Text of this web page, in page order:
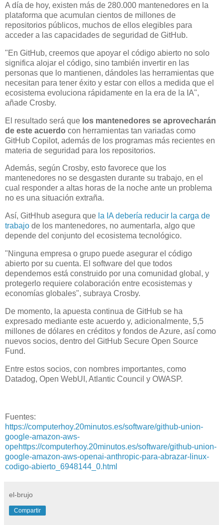
A día de hoy, existen más de 280.000 mantenedores en la
plataforma que acumulan cientos de millones de
repositorios públicos, muchos de ellos elegibles para
acceder a las capacidades de seguridad de GitHub.
"En GitHub, creemos que apoyar el código abierto no solo
significa alojar el código, sino también invertir en las
personas que lo mantienen, dándoles las herramientas que
necesitan para tener éxito y estar con ellos a medida que el
ecosistema evoluciona rápidamente en la era de la IA",
añade Crosby.
El resultado será que los mantenedores se aprovecharán
de este acuerdo con herramientas tan variadas como
GitHub Copilot, además de los programas más recientes en
materia de seguridad para los repositorios.
Además, según Crosby, esto favorece que los
mantenedores no se desgasten durante su trabajo, en el
cual responder a altas horas de la noche ante un problema
no es una situación extraña.
Así, GitHhub asegura que la IA debería reducir la carga de
trabajo de los mantenedores, no aumentarla, algo que
depende del conjunto del ecosistema tecnológico.
"Ninguna empresa o grupo puede asegurar el código
abierto por su cuenta. El software del que todos
dependemos está construido por una comunidad global, y
protegerlo requiere colaboración entre ecosistemas y
economías globales", subraya Crosby.
De momento, la apuesta continua de GitHub se ha
expresado mediante este acuerdo y, adicionalmente, 5,5
millones de dólares en créditos y fondos de Azure, así como
nuevos socios, dentro del GitHub Secure Open Source
Fund.
Entre estos socios, con nombres importantes, como
Datadog, Open WebUI, Atlantic Council y OWASP.
Fuentes:
https://computerhoy.20minutos.es/software/github-union-
google-amazon-aws-
opehttps://computerhoy.20minutos.es/software/github-union-
google-amazon-aws-openai-anthropic-para-abrazar-linux-
codigo-abierto_6948144_0.html
el-brujo
Compartir